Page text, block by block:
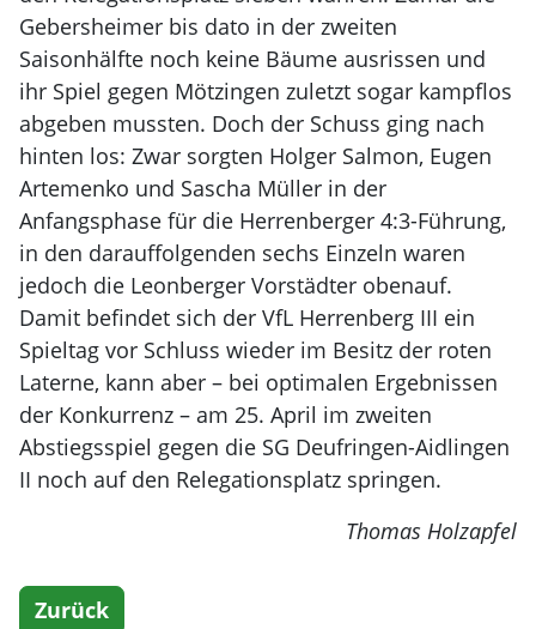
Gebersheimer bis dato in der zweiten
Saisonhälfte noch keine Bäume ausrissen und
ihr Spiel gegen Mötzingen zuletzt sogar kampflos
abgeben mussten. Doch der Schuss ging nach
hinten los: Zwar sorgten Holger Salmon, Eugen
Artemenko und Sascha Müller in der
Anfangsphase für die Herrenberger 4:3-Führung,
in den darauffolgenden sechs Einzeln waren
jedoch die Leonberger Vorstädter obenauf.
Damit befindet sich der VfL Herrenberg III ein
Spieltag vor Schluss wieder im Besitz der roten
Laterne, kann aber – bei optimalen Ergebnissen
der Konkurrenz – am 25. April im zweiten
Abstiegsspiel gegen die SG Deufringen-Aidlingen
II noch auf den Relegationsplatz springen.
Thomas Holzapfel
Zurück